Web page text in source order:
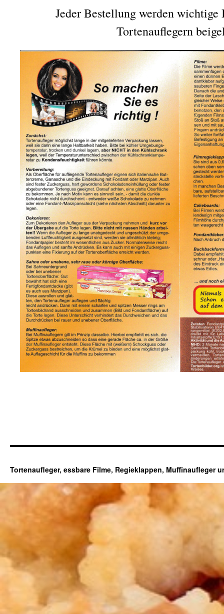
Jeder Bestellung werden
Tortenauflegern
Tortenaufleger, essbare Filme, Regieklappen, Muffinaufleger